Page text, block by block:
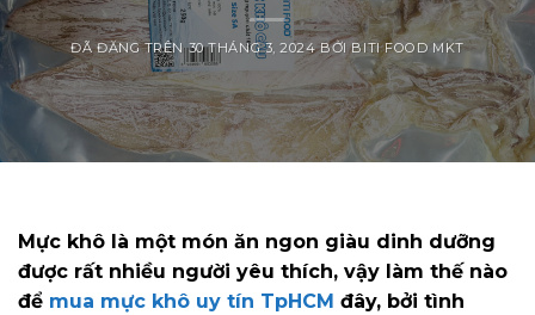
ĐÃ ĐĂNG TRÊN30 THÁNG 3, 2024 BỞIBITI FOOD MKT
Mực khô là một món ăn ngon giàu dinh dưỡng
được rất nhiều người yêu thích, vậy làm thế nào
để mua mực khô uy tín TpHCM đây, bởi tình